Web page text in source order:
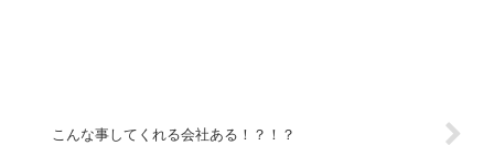
こんな事してくれる会社ある！？！？